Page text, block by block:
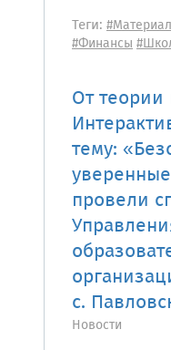
Теги:
#Финансы
От теории
тему:
провели
с.
Новости